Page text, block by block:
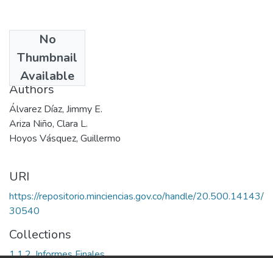
No
Thumbnail
Available
1998
Authors
Álvarez Díaz, Jimmy E.
Ariza Niño, Clara L.
Hoyos Vásquez, Guillermo
URI
https://repositorio.minciencias.gov.co/handle/20.500.14143/
30540
Collections
1.1.2. Informes Finales